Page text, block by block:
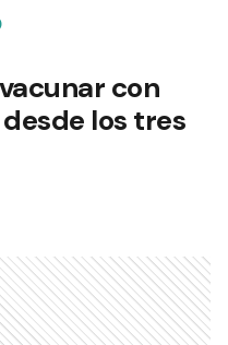
con
los tres